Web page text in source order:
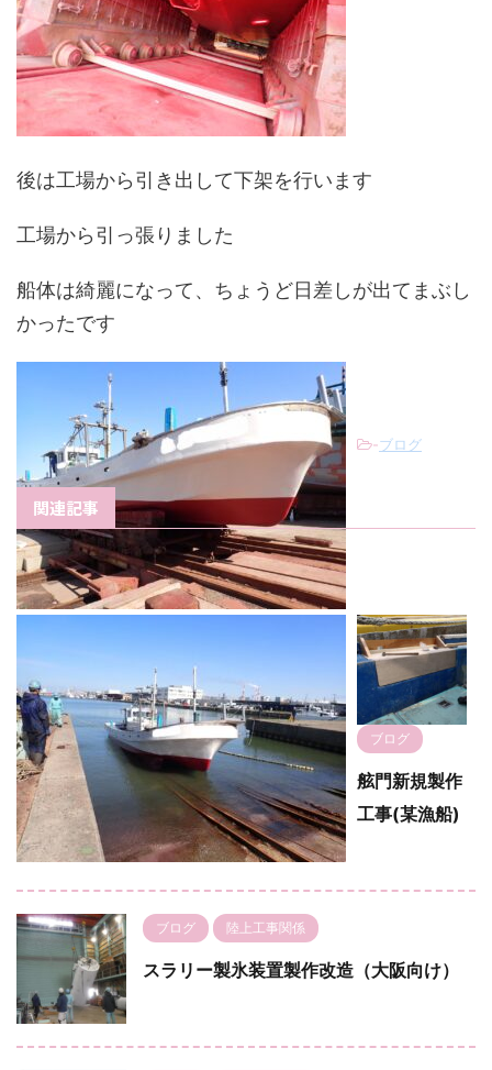
後は工場から引き出して下架を行います
工場から引っ張りました
船体は綺麗になって、ちょうど日差しが出てまぶし
かったです
-ブログ
関連記事
ブログ
舷門新規製作
工事(某漁船)
ブログ 陸上工事関係
スラリー製氷装置製作改造（大阪向け）